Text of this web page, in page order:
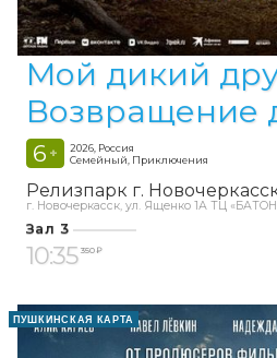
Мой дикий
Возвращение
6 +
2026, Россия
Семейный, Приключения
Релизпарк г.
г. Новочеркасск, ул. Ященко 1А ТЦ
Зал 3
10:35 350 ₽
ПУШКИНСКАЯ КАРТА